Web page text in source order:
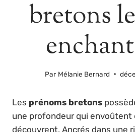
bretons
Par Mélanie Bernard
Les prénoms bretons
une profondeur qui envoûtent
découvrent. Ancrés dans une